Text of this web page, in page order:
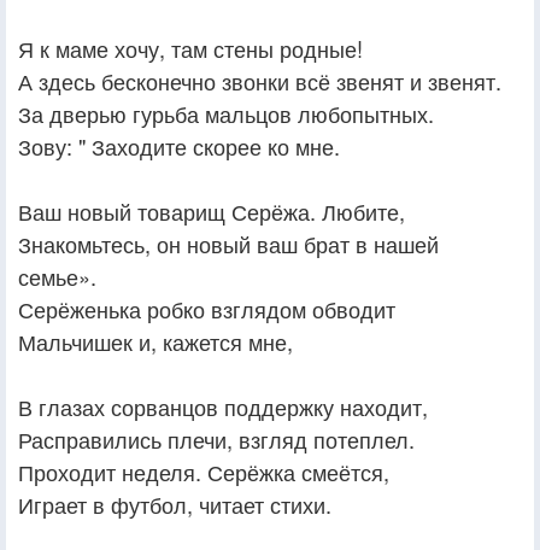
Я к маме хочу, там стены родные!
А здесь бесконечно звонки всё звенят и звенят.
За дверью гурьба мальцов любопытных.
Зову: " Заходите скорее ко мне.
Ваш новый товарищ Серёжа. Любите,
Знакомьтесь, он новый ваш брат в нашей
семье».
Серёженька робко взглядом обводит
Мальчишек и, кажется мне,
В глазах сорванцов поддержку находит,
Расправились плечи, взгляд потеплел.
Проходит неделя. Серёжка смеётся,
Играет в футбол, читает стихи.